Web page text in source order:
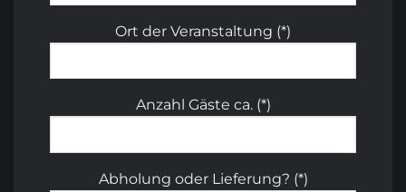
Ort der Veranstaltung (*)
Anzahl Gäste ca. (*)
Abholung oder Lieferung? (*)